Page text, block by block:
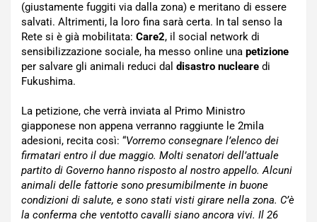
(giustamente fuggiti via dalla zona) e meritano di essere
salvati. Altrimenti, la loro fina sarà certa. In tal senso la
Rete si è già mobilitata: Care2, il social network di
sensibilizzazione sociale, ha messo online una petizione
per salvare gli animali reduci dal disastro nucleare di
Fukushima.
La petizione, che verrà inviata al Primo Ministro
giapponese non appena verranno raggiunte le 2mila
adesioni, recita così: “Vorremo consegnare l’elenco dei
firmatari entro il due maggio. Molti senatori dell’attuale
partito di Governo hanno risposto al nostro appello. Alcuni
animali delle fattorie sono presumibilmente in buone
condizioni di salute, e sono stati visti girare nella zona. C’è
la conferma che ventotto cavalli siano ancora vivi. Il 26